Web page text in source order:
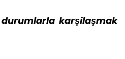
karşilaşmak